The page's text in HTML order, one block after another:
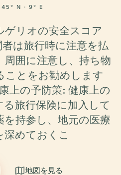
45° N · 9° E
ゲリオの安全スコア
は旅行時に注意を払
周囲に注意し、持ち物
ことをお勧めします
上の予防策: 健康上の
旅行保険に加入して
を持参し、地元の医療
めておくこ
地図を見る